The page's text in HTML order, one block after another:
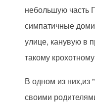
небольшую часть
симпатичные
улице, канувую в
такому
В одном из них,из
своими